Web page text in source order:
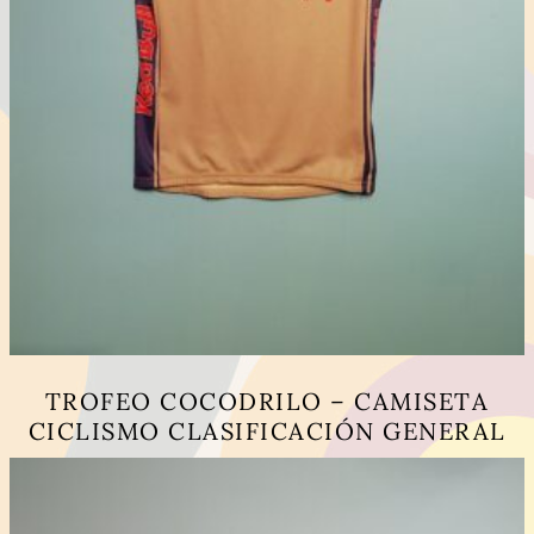
TROFEO COCODRILO – CAMISETA
CICLISMO CLASIFICACIÓN GENERAL